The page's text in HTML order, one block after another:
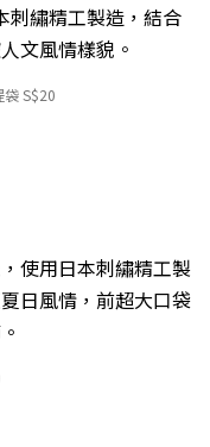
刺繡精工製造，結合
文風情樣貌。
袋S$20
使用日本刺繡精工製
日風情，前超大口袋
。